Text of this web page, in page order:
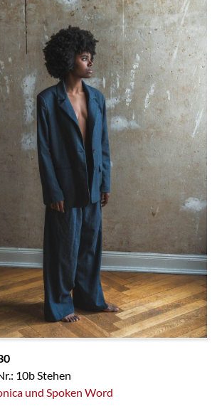
10b Stehen
und Spoken Word